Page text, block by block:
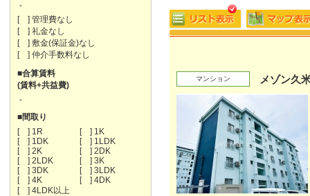
-
[ ] 管理費なし
[ ] 礼金なし
[ ] 敷金(保証金)なし
[ ] 仲介手数料なし
■合算賃料
(賃料+共益費)
-
■間取り
[ ] 1R
[ ] 1K
[ ] 1DK
[ ] 1LDK
[ ] 2K
[ ] 2DK
[ ] 2LDK
[ ] 3K
[ ] 3DK
[ ] 3LDK
[ ] 4K
[ ] 4DK
[ ] 4LDK以上
マンション メゾン久